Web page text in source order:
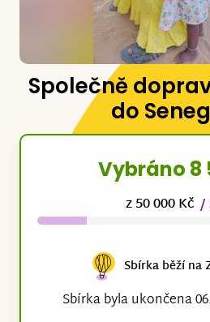
Společně
do
Vybráno 8
z 50 000 Kč /
Sbírka běží na
Sbírka byla ukončena